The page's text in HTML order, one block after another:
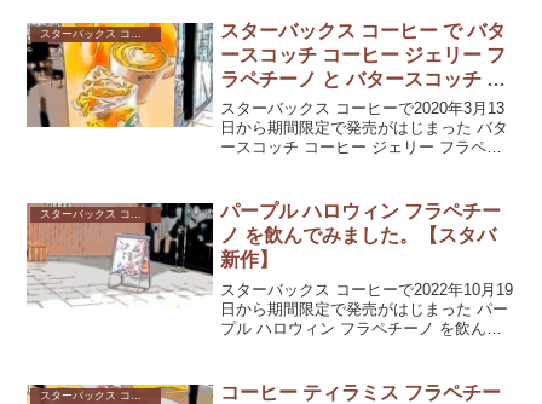
よ。
スターバックス コーヒー
スターバックス コーヒー で バタ
ースコッチ コーヒー ジェリー フ
ラペチーノ と バタースコッチ ラ
テ を飲んでみた！【スタバ新
作】
スターバックス コーヒーで2020年3月13
日から期間限定で発売がはじまった バタ
ースコッチ コーヒー ジェリー フラペチ
スターバックス コーヒー
パープル ハロウィン フラペチー
ノ を飲んでみました。【スタバ
新作】
スターバックス コーヒーで2022年10月19
日から期間限定で発売がはじまった パー
プル ハロウィン フラペチーノ を飲んで
コーヒー ティラミス フラペチー